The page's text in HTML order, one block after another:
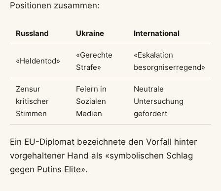
Positionen zusammen:
Russland Ukraine International
«Heldentod»
«Gerechte
Strafe»
«Eskalation
besorgniserregend»
Zensur
kritischer
Stimmen
Feiern in
Sozialen
Medien
Neutrale
Untersuchung
gefordert
Ein EU-Diplomat bezeichnete den Vorfall hinter
vorgehaltener Hand als «symbolischen Schlag
gegen Putins Elite».